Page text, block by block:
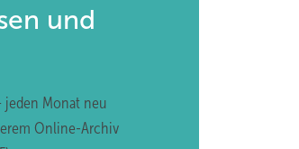
und
jeden Monat neu
Online-Archiv